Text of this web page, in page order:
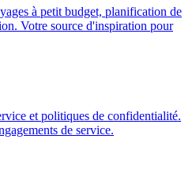
à petit budget, planification de
Votre source d'inspiration pour
et politiques de confidentialité.
de service.